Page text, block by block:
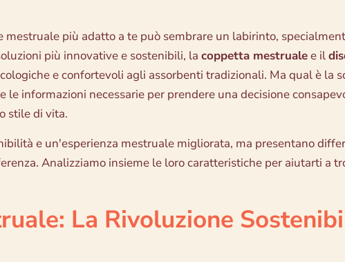
mestruale più adatto a te può sembrare un labirinto,
più innovative e sostenibili, la coppetta mestrualee il
e confortevoli agli assorbenti tradizionali. Ma qual è la
le informazioni necessarie per prendere una decisione
stile di vita.
e un'esperienza mestruale migliorata, ma presentano
Analizziamo insieme le loro caratteristiche per aiutarti a
La Rivoluzione